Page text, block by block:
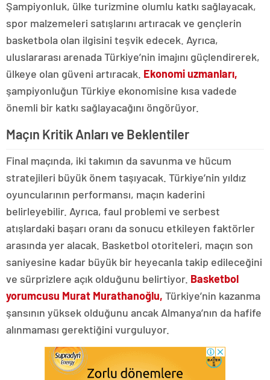
Şampiyonluk, ülke turizmine olumlu katkı sağlayacak,
spor malzemeleri satışlarını artıracak ve gençlerin
basketbola olan ilgisini teşvik edecek. Ayrıca,
uluslararası arenada Türkiye’nin imajını güçlendirerek,
ülkeye olan güveni artıracak. Ekonomi uzmanları,
şampiyonluğun Türkiye ekonomisine kısa vadede
önemli bir katkı sağlayacağını öngörüyor.
Maçın Kritik Anları ve Beklentiler
Final maçında, iki takımın da savunma ve hücum
stratejileri büyük önem taşıyacak. Türkiye’nin yıldız
oyuncularının performansı, maçın kaderini
belirleyebilir. Ayrıca, faul problemi ve serbest
atışlardaki başarı oranı da sonucu etkileyen faktörler
arasında yer alacak. Basketbol otoriteleri, maçın son
saniyesine kadar büyük bir heyecanla takip edileceğini
ve sürprizlere açık olduğunu belirtiyor. Basketbol
yorumcusu Murat Murathanoğlu, Türkiye’nin kazanma
şansının yüksek olduğunu ancak Almanya’nın da hafife
alınmaması gerektiğini vurguluyor.